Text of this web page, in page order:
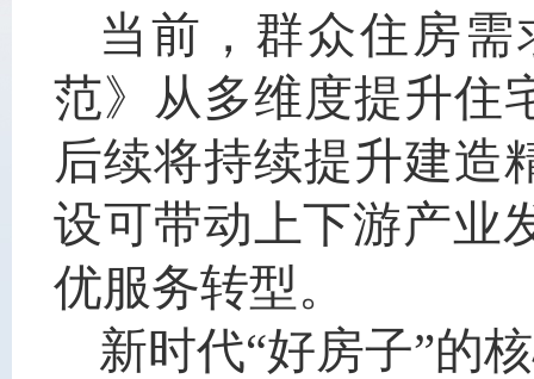
当前，群众住房
范》从多维度提升住
后续将持续提升建造
设可带动上下游产业
优服务转型。
新时代“好房子”的